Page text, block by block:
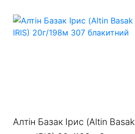
Алтін Базак Ірис (Altin Basak